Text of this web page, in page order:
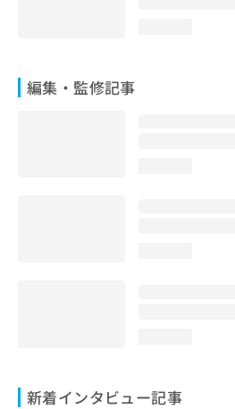
編集・監修記事
新着インタビュー記事